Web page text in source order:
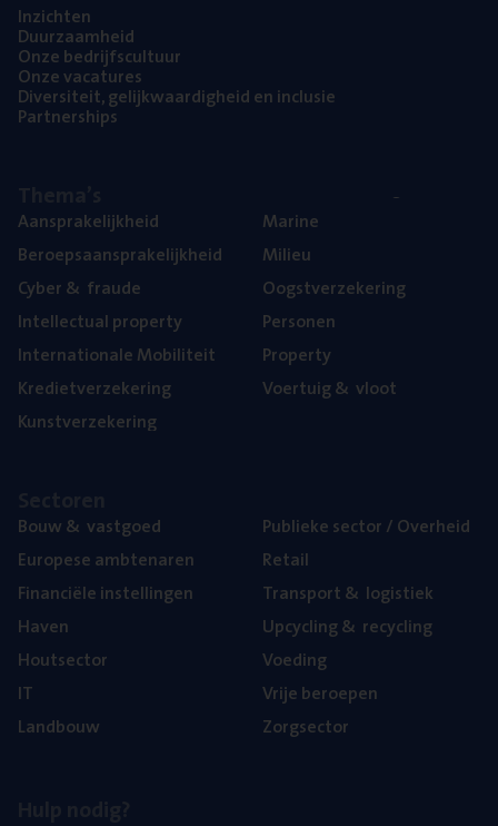
Inzich­ten
Duur­zaam­heid
Onze bedrijfs­cul­tuur
Onze vaca­tu­res
Diver­si­teit, gelijk­waar­dig­heid en inclusie
Part­ner­ships
Aan­spra­ke­lijk­heid
Beroeps­aan­spra­ke­lijk­heid
Cyber& fraude
Intel­lec­tu­al property
Inter­na­ti­o­na­le Mobiliteit
Kre­diet­ver­ze­ke­ring
Kunst­ver­ze­ke­ring
Mari­ne
Mili­eu
Oogst­ver­ze­ke­ring
Per­so­nen
Pro­per­ty
Voer­tuig& vloot
Bouw& vastgoed
Euro­pe­se ambtenaren
Finan­ci­ë­le instellingen
Haven
Hout­sec­tor
IT
Land­bouw
Publie­ke sec­tor / Overheid
Retail
Trans­port& logistiek
Upcy­cling& recycling
Voe­ding
Vrije beroe­pen
Zorg­sec­tor